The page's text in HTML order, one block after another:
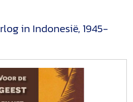
in Indonesië, 1945-